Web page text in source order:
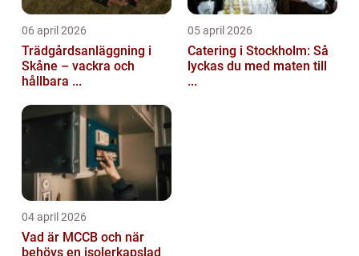
06 april 2026
Trädgårdsanläggning i
Skåne – vackra och
hållbara ...
05 april 2026
Catering i Stockholm: Så
lyckas du med maten till
...
04 april 2026
Vad är MCCB och när
behövs en isolerkapslad